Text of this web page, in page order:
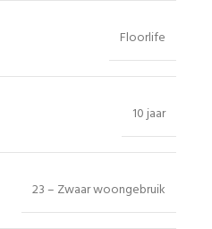
Floorlife
10 jaar
23 – Zwaar woongebruik